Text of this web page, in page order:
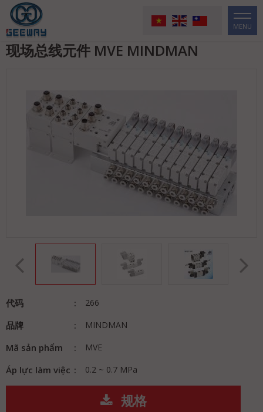
MENU
现场总线元件 MVE MINDMAN
代码 266
品牌 MINDMAN
Mã sản phẩm MVE
Áp lực làm việc 0.2 ~ 0.7 MPa
规格